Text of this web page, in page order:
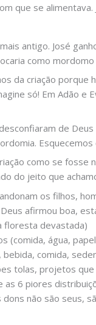
que se
antigo. José
como
da criação porque
só! Em Adão e
de
como se
do jeito que
os filhos,
afirmou boa,
floresta devastada)
(comida, água,
comida,
tolas, projetos
as 6 piores
não são seus,